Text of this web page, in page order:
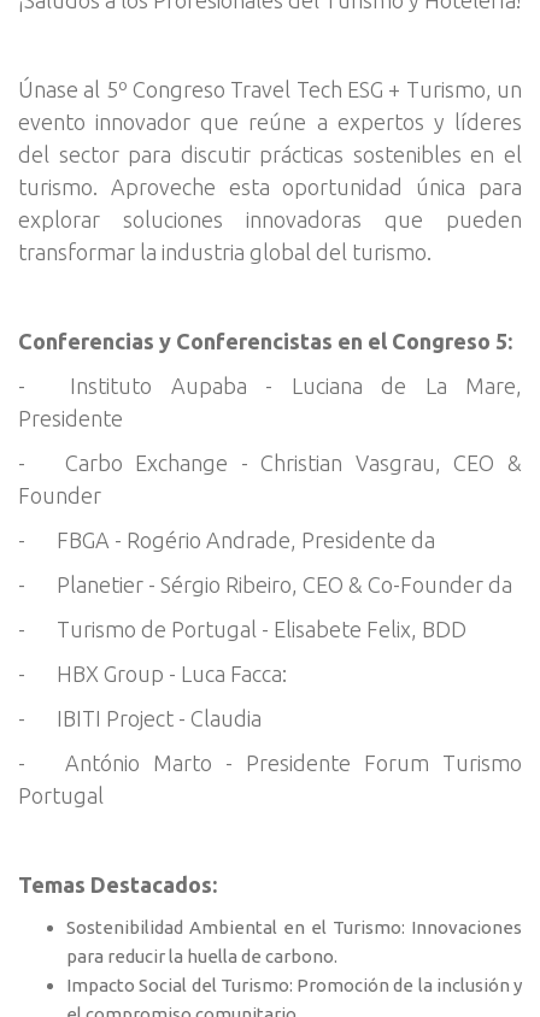
Únase al 5º Congreso Travel Tech ESG + Turismo, un
evento innovador que reúne a expertos y líderes
del sector para discutir prácticas sostenibles en el
turismo. Aproveche esta oportunidad única para
explorar soluciones innovadoras que pueden
transformar la industria global del turismo.
Conferencias y Conferencistas en el Congreso 5:
-
Instituto Aupaba - Luciana de La Mare,
Presidente
-
Carbo Exchange - Christian Vasgrau, CEO &
Founder
-
FBGA - Rogério Andrade, Presidente da
-
Planetier - Sérgio Ribeiro, CEO & Co-Founder da
-
Turismo de Portugal - Elisabete Felix, BDD
-
HBX Group - Luca Facca:
-
IBITI Project - Claudia
-
António Marto - Presidente Forum Turismo
Portugal
Temas Destacados:
Sostenibilidad Ambiental en el Turismo: Innovaciones
para reducir la huella de carbono.
Impacto Social del Turismo: Promoción de la inclusión y